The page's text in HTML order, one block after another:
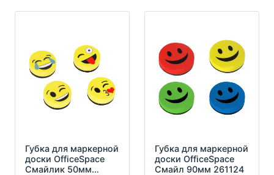
Губка для маркерной
доски OfficeSpace
Смайлик 50мм
Губка для маркерной
доски OfficeSpace
Смайл 90мм 261124